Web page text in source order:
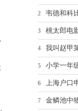
2 韦德和科
3 桃太郎电
4 我叫赵甲
5 小学一年
6 上海户口
7 金鳞池中